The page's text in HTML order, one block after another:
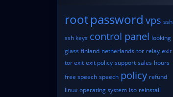
rootpassword vps ssh
ssh keys control panel looking
glass finland netherlands tor relay exit
tor exit exit policy support sales hours
free speech speech policy refund
linux operating system iso reinstall